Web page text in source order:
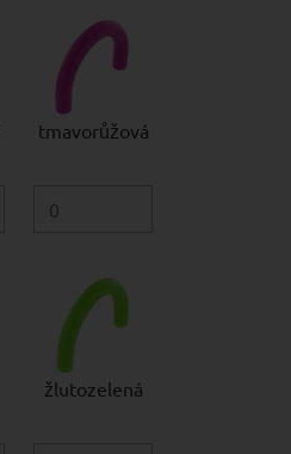
tmavorůžová
žlutozelená